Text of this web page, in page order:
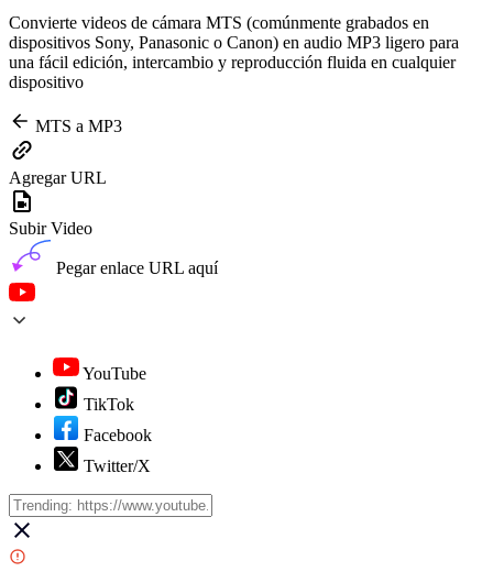
Convierte videos de cámara MTS (comúnmente grabados en
dispositivos Sony, Panasonic o Canon) en audio MP3 ligero para
una fácil edición, intercambio y reproducción fluida en cualquier
dispositivo
MTS a MP3
Agregar URL
Subir Video
Pegar enlace URL aquí
YouTube
TikTok
Facebook
Twitter/X